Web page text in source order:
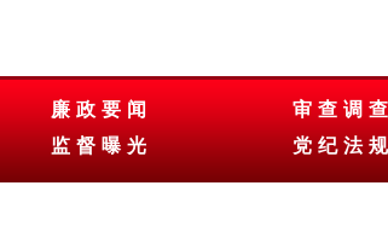
廉政要闻
监督曝光
审查调查
党纪法规